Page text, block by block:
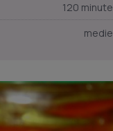
120 minute
medie